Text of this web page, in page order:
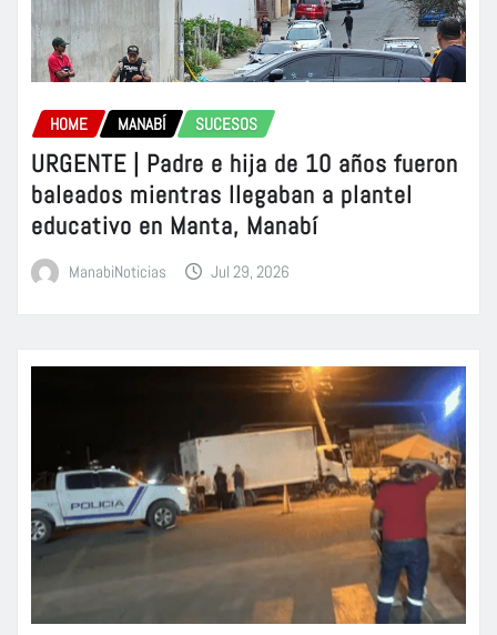
HOME MANABÍ SUCESOS
URGENTE | Padre e hija de 10 años fueron
baleados mientras llegaban a plantel
educativo en Manta, Manabí
ManabiNoticias Jul 29, 2026